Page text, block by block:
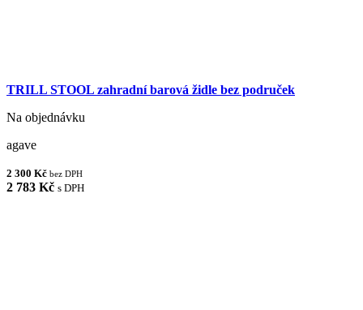
TRILL STOOL zahradní barová židle bez područek
Na objednávku
agave
2 300 Kč bez DPH
2 783 Kč s DPH